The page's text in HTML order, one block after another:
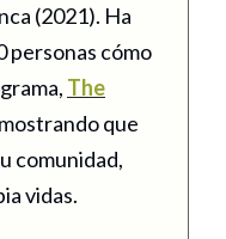
(2021). Ha
personas cómo
The
que
comunidad,
vidas.